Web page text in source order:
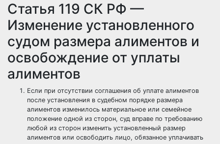
Статья 119 СК РФ —
Изменение установленного
судом размера алиментов и
освобождение от уплаты
алиментов
Если при отсутствии соглашения об уплате алиментов
после установления в судебном порядке размера
алиментов изменилось материальное или семейное
положение одной из сторон, суд вправе по требованию
любой из сторон изменить установленный размер
алиментов или освободить лицо, обязанное уплачивать